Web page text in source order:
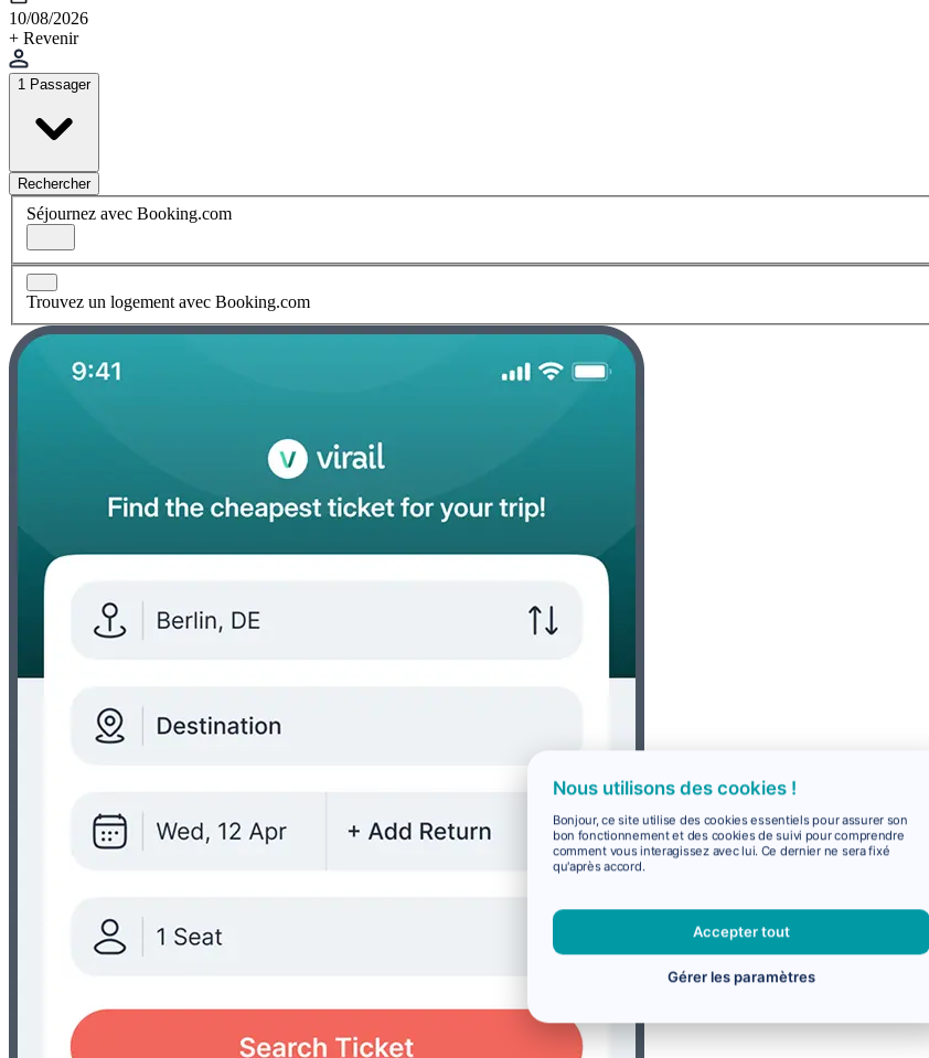
10/08/2026
+ Revenir
1 Passager
Rechercher
Séjournez avec Booking.com
Trouvez un logement avec Booking.com
Nous utilisons des cookies !
Bonjour, ce site utilise des cookies essentiels pour assurer son
bon fonctionnement et des cookies de suivi pour comprendre
comment vous interagissez avec lui. Ce dernier ne sera fixé
qu'après accord.
Accepter tout
Gérer les paramètres